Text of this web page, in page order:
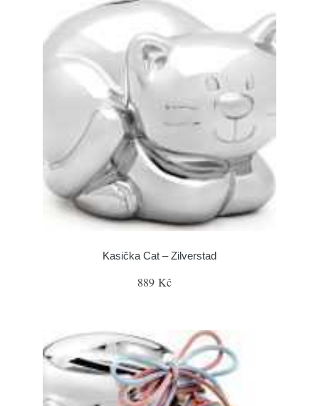
Kasička Cat – Zilverstad
889 Kč